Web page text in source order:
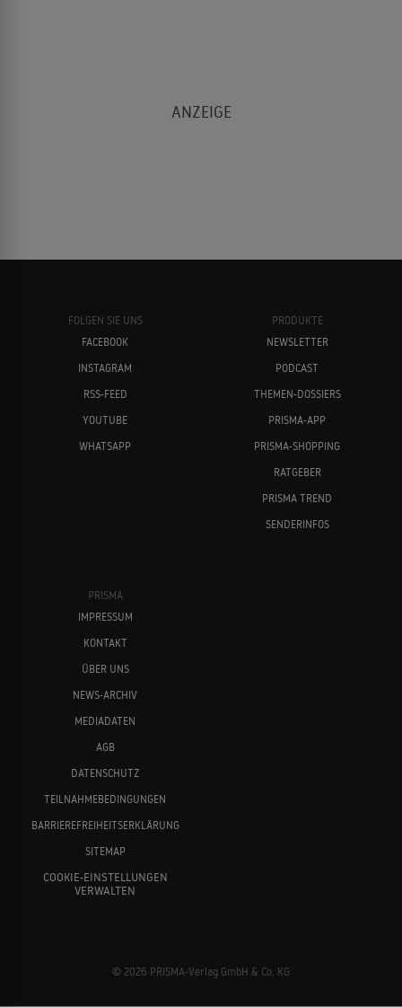
FOLGEN SIE UNS
FACEBOOK
INSTAGRAM
RSS-FEED
YOUTUBE
WHATSAPP
PRODUKTE
NEWSLETTER
PODCAST
THEMEN-DOSSIERS
PRISMA-APP
PRISMA-SHOPPING
RATGEBER
PRISMA TREND
SENDERINFOS
PRISMA
IMPRESSUM
KONTAKT
ÜBER UNS
NEWS-ARCHIV
MEDIADATEN
AGB
DATENSCHUTZ
TEILNAHMEBEDINGUNGEN
BARRIEREFREIHEITSERKLÄRUNG
SITEMAP
COOKIE-EINSTELLUNGEN
VERWALTEN
© 2026 PRISMA-Verlag GmbH & Co. KG